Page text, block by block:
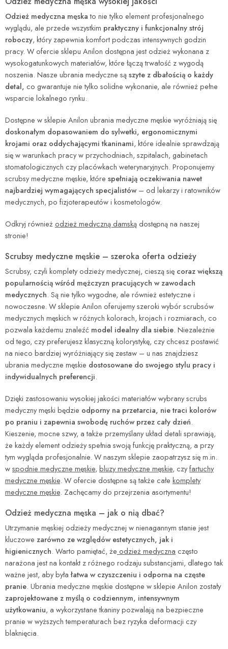
Odzież medyczna męskato nie tylko element profesjonalnego
wyglądu, ale przede wszystkim praktyczny i funkcjonalny strój
roboczy, który zapewnia komfort podczas intensywnych godzin
pracy. W ofercie sklepu Anilon dostępna jest odzież wykonana z
wysokogatunkowych materiałów, które łączą trwałość z wygodą
noszenia. Nasze ubrania medyczne sąszyte z dbałością o każdy
detal, co gwarantuje nie tylko solidne wykonanie, ale również pełne
wsparcie lokalnego rynku.
Dostępne w sklepie Anilon ubrania medyczne męskie wyróżniają się
doskonałym dopasowaniem do sylwetki, ergonomicznymi
krojami oraz oddychającymi tkaninami, które idealnie sprawdzają
się w warunkach pracy w przychodniach, szpitalach, gabinetach
stomatologicznych czy placówkach weterynaryjnych. Proponujemy
scrubsy medyczne męskie, które spełniają oczekiwania nawet
najbardziej wymagających specjalistów – od lekarzy i ratowników
medycznych, po fizjoterapeutów i kosmetologów.
Odkryj równieżodzież medyczną damskądostępną na naszej
stronie!
Scrubsy medyczne męskie – szeroka oferta odzieży
Scrubsy, czyli komplety odzieży medycznej, cieszą się coraz większą
popularnością wśród mężczyzn pracujących w zawodach
medycznych. Są nie tylko wygodne, ale również estetyczne i
nowoczesne. W sklepie Anilon oferujemy szeroki wybór scrubsów
medycznych męskich w różnych kolorach, krojach i rozmiarach, co
pozwala każdemu znaleźć model idealny dla siebie. Niezależnie
od tego, czy preferujesz klasyczną kolorystykę, czy chcesz postawić
na nieco bardziej wyróżniający się zestaw – u nas znajdziesz
ubrania medyczne męskie dostosowane do swojego stylu pracy i
indywidualnych preferencji.
Dzięki zastosowaniu wysokiej jakości materiałów wybrany scrubs
medyczny męski będzie odporny na przetarcia, nie traci kolorów
po praniu i zapewnia swobodę ruchów przez cały dzień.
Kieszenie, mocne szwy, a także przemyślany układ detali sprawiają,
że każdy element odzieży spełnia swoją funkcję praktyczną, a przy
tym wygląda profesjonalnie. W naszym sklepie zaopatrzysz się m.in.
wspodnie medyczne męskie, bluzy medyczne męskie, czyfartuchy
medyczne męskie. W ofercie dostępne są także całe komplety
medyczne męskie. Zachęcamy do przejrzenia asortymentu!
Odzież medyczna męska – jak o nią dbać?
Utrzymanie męskiej odzieży medycznej w nienagannym stanie jest
kluczowe zarówno ze względów estetycznych, jak i
higienicznych. Warto pamiętać, że odzież medyczna często
narażona jest na kontakt z różnego rodzaju substancjami, dlatego tak
ważne jest, aby byłałatwa w czyszczeniu i odporna na częste
pranie. Ubrania medyczne męskie dostępne w sklepie Anilon zostały
zaprojektowane z myślą o codziennym, intensywnym
użytkowaniu, a wykorzystane tkaniny pozwalają na bezpieczne
pranie w wyższych temperaturach bez ryzyka deformacji czy
blaknięcia.